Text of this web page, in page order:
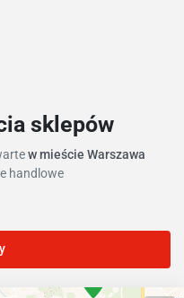
sklepów
w mieście Warszawa
handlowe